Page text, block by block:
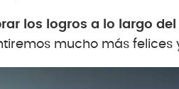
los logros a lo largo
mucho más felices